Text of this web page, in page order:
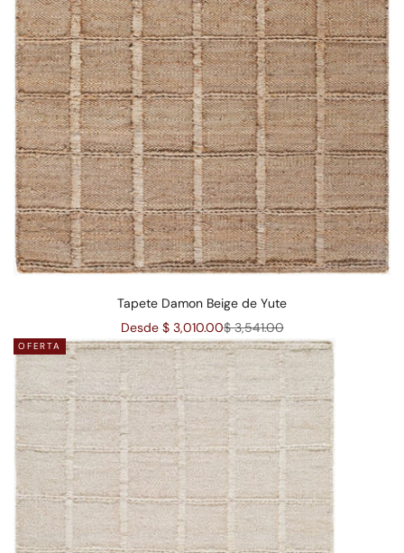
Tapete Damon Beige de Yute
Precio de oferta
Desde $ 3,010.00Precio normal
$ 3,541.00
OFERTA